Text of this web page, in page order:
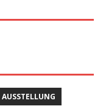
AUSSTELLUNG